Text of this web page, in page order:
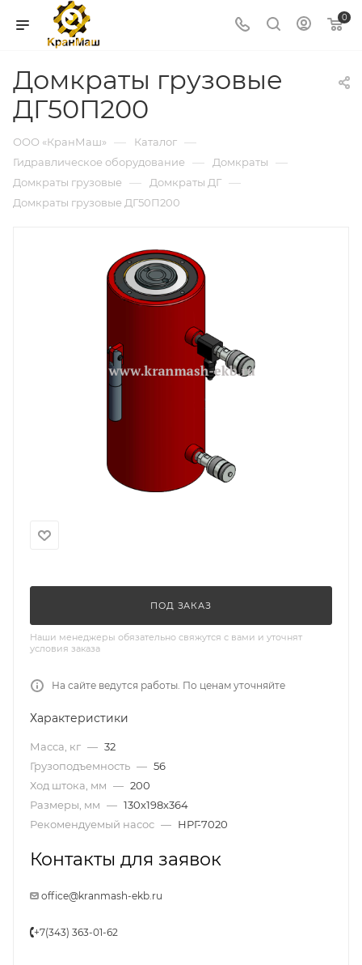
0
Домкраты грузовые
ДГ50П200
ООО «КранМаш» — Каталог —
Гидравлическое оборудование — Домкраты —
Домкраты грузовые — Домкраты ДГ —
Домкраты грузовые ДГ50П200
ПОД ЗАКАЗ
Наши менеджеры обязательно свяжутся с вами и уточнят
условия заказа
На сайте ведутся работы. По ценам уточняйте
Характеристики
Масса, кг — 32
Грузоподъемность — 56
Ход штока, мм — 200
Размеры, мм — 130х198х364
Рекомендуемый насос — НРГ-7020
Контакты для заявок
office@kranmash-ekb.ru
+7(343) 363-01-62